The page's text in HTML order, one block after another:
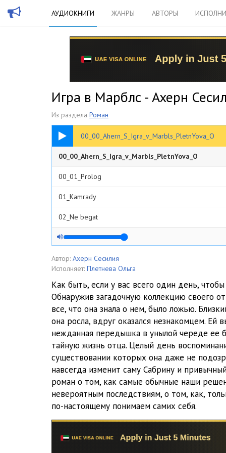
АУДИОКНИГИ ЖАНРЫ АВТОРЫ
Игра в Марблс - Ахерн
Из раздела Роман
00_00_Ahern_S_Igra_v_Marbls_PletnYova_O
00:29
00_00_Ahern_S_Igra_v_Marbls_PletnYova_O
00_01_Prolog
01_Kamrady
02_Ne begat
03_«Zavoevatel»
04_Ne prygat
06_Ne nyryat
07_«Zagoni lisu»
08_«YAytsa v kustah»
09_Zapreschaetsya igrat v myach
10_Vyshibala
11_Ne tolkatsya
12_Lunik
13_Ne mochitsya v vodu
Автор: Ахерн Сесилия
Исполняет: Плетнева Ольга
Как быть, если у вас всего один день,
Обнаружив загадочную коллекцию своего
все, что она знала о нем, было ложью.
она росла, вдруг оказался незнакомцем. Ей
нежданная передышка в унылой череде ее
тайную жизнь отца. Целый день
существовании которых она даже не
навсегда изменит саму Сабрину и
роман о том, как самые обычные наши
невероятным последствиям, о том, как,
по-настоящему понимаем самих себя.